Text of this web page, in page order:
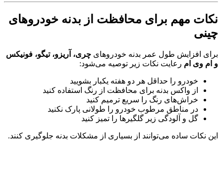
نکات مهم برای محافظت از بدنه خودروهای
چینی
برای افزایش طول عمر بدنه خودروهای چری، آریزو، تیگو، فونیکس
و ام وی ام رعایت نکات زیر توصیه می‌شود:
خودرو را حداقل هر دو هفته یکبار بشویید
از واکس بدنه برای محافظت از رنگ استفاده کنید
خراش‌های رنگ را سریع ترمیم کنید
در مناطق مرطوب خودرو را طولانی پارک نکنید
گل و آلودگی زیر گلگیرها را تمیز کنید
این نکات ساده می‌توانند از بسیاری از مشکلات بدنه جلوگیری کنند.